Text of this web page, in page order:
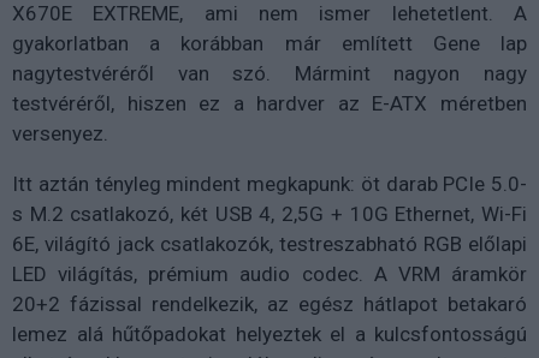
X670E EXTREME, ami nem ismer lehetetlent. A
gyakorlatban a korábban már említett Gene lap
nagytestvéréről van szó. Mármint nagyon nagy
testvéréről, hiszen ez a hardver az E-ATX méretben
versenyez.
Itt aztán tényleg mindent megkapunk: öt darab PCIe 5.0-
s M.2 csatlakozó, két USB 4, 2,5G + 10G Ethernet, Wi-Fi
6E, világító jack csatlakozók, testreszabható RGB előlapi
LED világítás, prémium audio codec. A VRM áramkör
20+2 fázissal rendelkezik, az egész hátlapot betakaró
lemez alá hűtőpadokat helyeztek el a kulcsfontosságú